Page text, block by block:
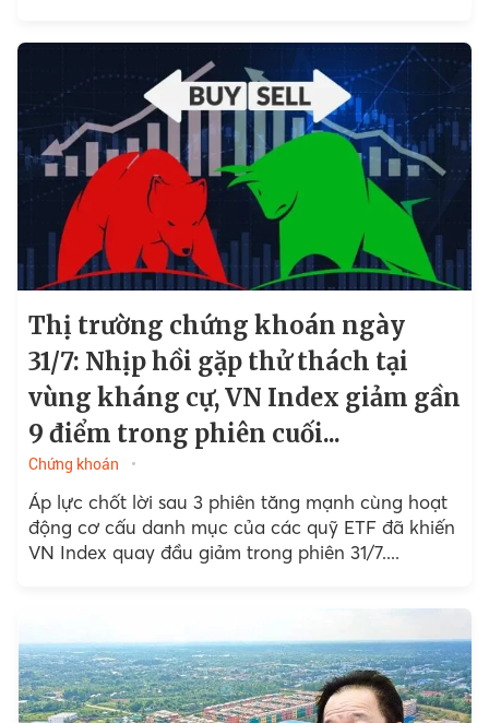
Thị trường chứng khoán ngày
31/7: Nhịp hồi gặp thử thách tại
vùng kháng cự, VN Index giảm gần
9 điểm trong phiên cuối...
Chứng khoán
Áp lực chốt lời sau 3 phiên tăng mạnh cùng hoạt
động cơ cấu danh mục của các quỹ ETF đã khiến
VN Index quay đầu giảm trong phiên 31/7....